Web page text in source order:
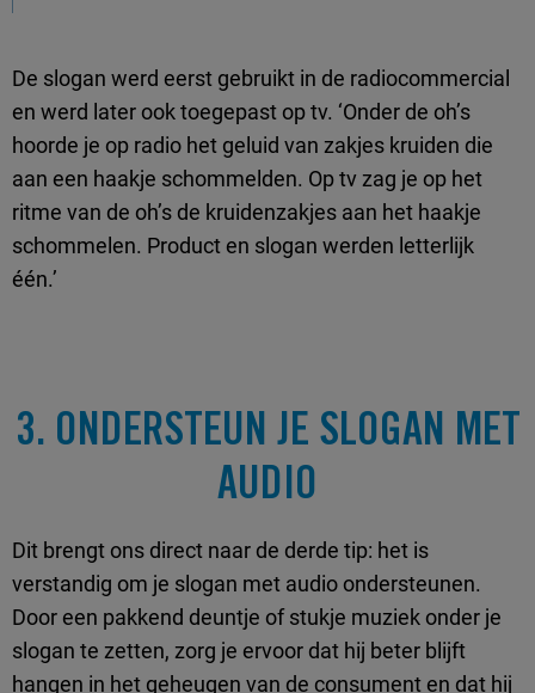
De slogan werd eerst gebruikt in de radiocommercial
en werd later ook toegepast op tv. ‘Onder de oh’s
hoorde je op radio het geluid van zakjes kruiden die
aan een haakje schommelden. Op tv zag je op het
ritme van de oh’s de kruidenzakjes aan het haakje
schommelen. Product en slogan werden letterlijk
één.’
3. ONDERSTEUN JE SLOGAN MET
AUDIO
Dit brengt ons direct naar de derde tip: het is
verstandig om je slogan met audio ondersteunen.
Door een pakkend deuntje of stukje muziek onder je
slogan te zetten, zorg je ervoor dat hij beter blijft
hangen in het geheugen van de consument en dat hij